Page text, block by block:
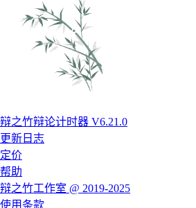
辩之竹辩论计时器 V6.21.0
更新日志
定价
帮助
辩之竹工作室 @ 2019-2025
使用条款